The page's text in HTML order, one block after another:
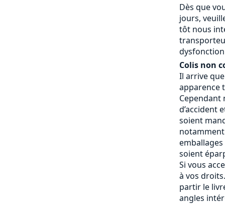
Dès que
jours,
tôt nous
Colis non
Il arrive
apparence
Cependant
d’accident
soient
emballages
soient
Si vous
à vos
partir le
angles